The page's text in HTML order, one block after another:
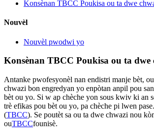
Konsènan TBCC Poukisa ou ta dwe
Nouvèl
Nouvèl pwodwi yo
Konsènan TBCC Poukisa ou ta dwe
Antanke pwofesyonèl nan endistri manje bèt,
chwazi bon engredyan yo enpòtan anpil pou
bèt ou yo. Si w ap chèche yon sous kwiv ki an
trè efikas pou bèt ou yo, pa chèche pi lwen
(TBCC). Se poutèt sa ou ta dwe chwazi nou
ouTBCCfounisè.